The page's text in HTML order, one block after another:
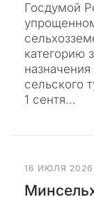
Госдумой
категорию
сельского
1 сентя…
16 ИЮЛЯ 2026
з
ч
и
к
о
в
.
т
«
Б
о
л
ь
о
к